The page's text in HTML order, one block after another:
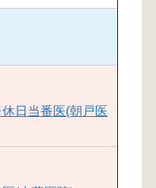
日当番医(朝戸医